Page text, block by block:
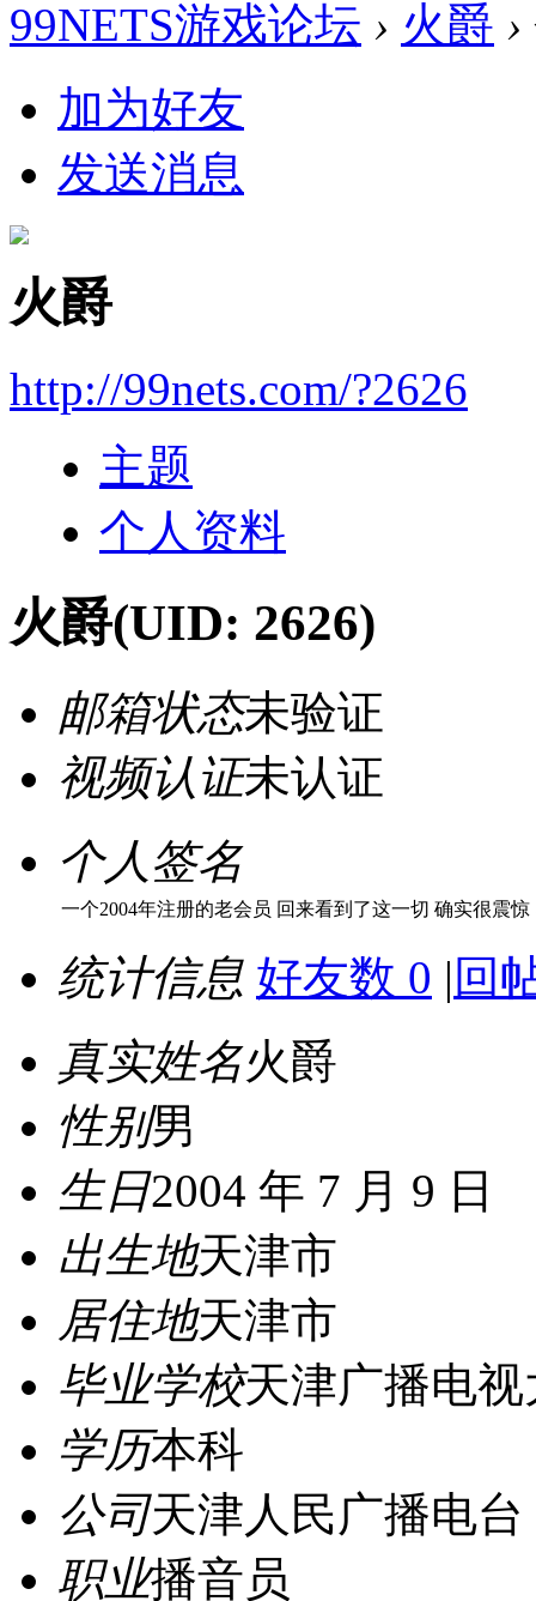
99NETS游戏论坛 › 火爵 ›
加为好友
发送消息
火爵
http://99nets.com/?2626
主题
个人资料
火爵(UID: 2626)
邮箱状态未验证
视频认证未认证
个人签名
一个2004年注册的老会员 回来看到了这一切 确实很震
统计信息 好友数 0 | 回
真实姓名火爵
性别男
生日2004 年 7 月 9 日
出生地天津市
居住地天津市
毕业学校天津广播电视
学历本科
公司天津人民广播电台
职业播音员